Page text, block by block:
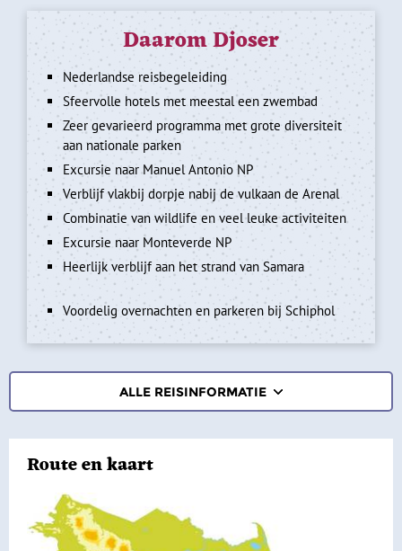
Daarom Djoser
Nederlandse reisbegeleiding
Sfeervolle hotels met meestal een zwembad
Zeer gevarieerd programma met grote diversiteit
aan nationale parken
Excursie naar Manuel Antonio NP
Verblijf vlakbij dorpje nabij de vulkaan de Arenal
Combinatie van wildlife en veel leuke activiteiten
Excursie naar Monteverde NP
Heerlijk verblijf aan het strand van Samara
Voordelig overnachten en parkeren bij Schiphol
ALLE REISINFORMATIE
VERTREKDATA/PRIJS
PRAKTISCHE INFORMATIE
Route en kaart